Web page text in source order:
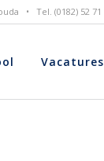
• Tel. (0182) 52
Vacatures